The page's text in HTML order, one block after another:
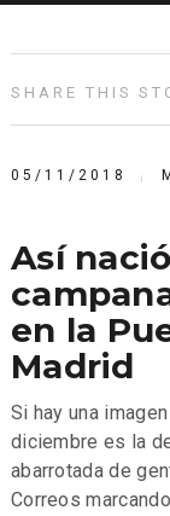
SHARE THIS
05/11/2018
Así
en la
Madrid
Si hay una
diciembre es la
abarrotada de
Correos